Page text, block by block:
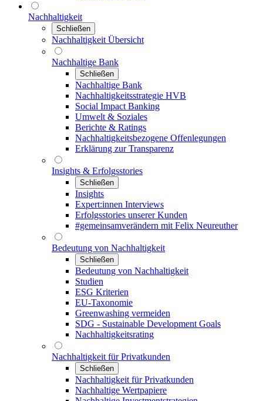
Nachhaltigkeit
Schließen
Nachhaltigkeit Übersicht
Nachhaltige Bank
Schließen
Nachhaltige Bank
Nachhaltigkeitsstrategie HVB
Social Impact Banking
Umwelt & Soziales
Berichte & Ratings
Nachhaltigkeitsbezogene Offenlegungen
Erklärung zur Transparenz
Insights & Erfolgsstories
Schließen
Insights
Expert:innen Interviews
Erfolgsstories unserer Kunden
#gemeinsamverändern mit Felix Neureuther
Bedeutung von Nachhaltigkeit
Schließen
Bedeutung von Nachhaltigkeit
Studien
ESG Kriterien
EU-Taxonomie
Greenwashing vermeiden
SDG - Sustainable Development Goals
Nachhaltigkeitsrating
Nachhaltigkeit für Privatkunden
Schließen
Nachhaltigkeit für Privatkunden
Nachhaltige Wertpapiere